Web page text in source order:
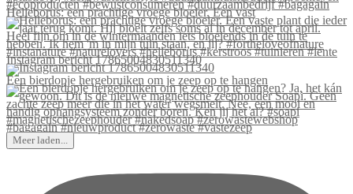
Helleborus: een prachtige vroege bloeier. Een vast
Instagram bericht 17865004830511340
Een bierdopje hergebruiken om je zeep op te hangen
Meer laden...